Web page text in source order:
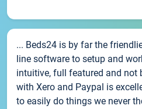
... Beds24 is by far the
line software to setup and
intuitive, full featured and not
with Xero and Paypal is
to easily do things we never